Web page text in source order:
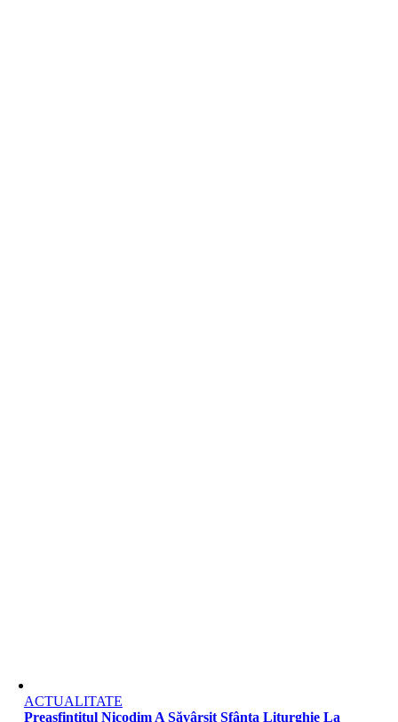
ACTUALITATE
Preasfințitul Nicodim A Săvârșit Sfânta Liturghie La